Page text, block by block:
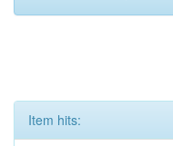
Item hits: